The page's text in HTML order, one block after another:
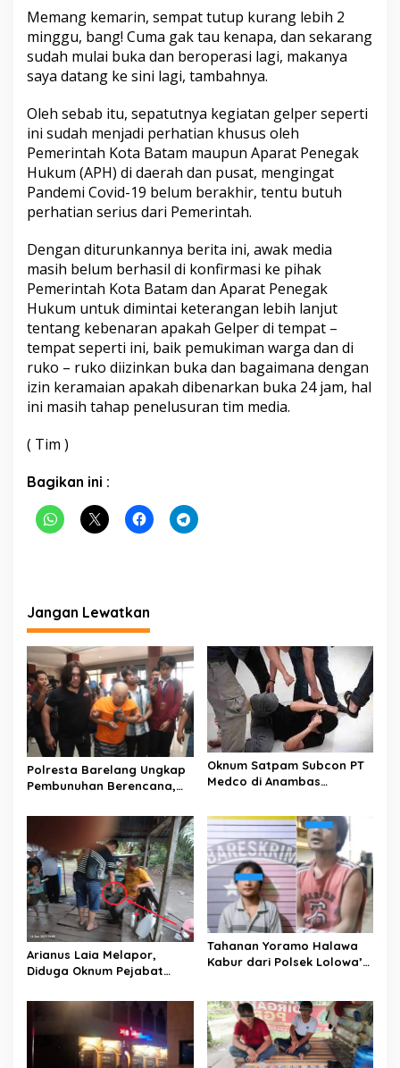
u
d
i
a
n
Memang kemarin, sempat tutup kurang lebih 2
minggu, bang! Cuma gak tau kenapa, dan sekarang
sudah mulai buka dan beroperasi lagi, makanya
saya datang ke sini lagi, tambahnya.
Oleh sebab itu, sepatutnya kegiatan gelper seperti
ini sudah menjadi perhatian khusus oleh
Pemerintah Kota Batam maupun Aparat Penegak
Hukum (APH) di daerah dan pusat, mengingat
Pandemi Covid-19 belum berakhir, tentu butuh
perhatian serius dari Pemerintah.
Dengan diturunkannya berita ini, awak media
masih belum berhasil di konfirmasi ke pihak
Pemerintah Kota Batam dan Aparat Penegak
Hukum untuk dimintai keterangan lebih lanjut
tentang kebenaran apakah Gelper di tempat –
tempat seperti ini, baik pemukiman warga dan di
ruko – ruko diizinkan buka dan bagaimana dengan
izin keramaian apakah dibenarkan buka 24 jam, hal
ini masih tahap penelusuran tim media.
( Tim )
Bagikan ini :
Jangan Lewatkan
Polresta Barelang Ungkap
Pembunuhan Berencana,
Untuk Pastikan Aksinya
Oknum Satpam Subcon PT
Medco di Anambas
Kasusnya
Arianus Laia Melapor,
Diduga Oknum Pejabat
Tahanan Yoramo Halawa
Kabur dari Polsek Lolowa’u